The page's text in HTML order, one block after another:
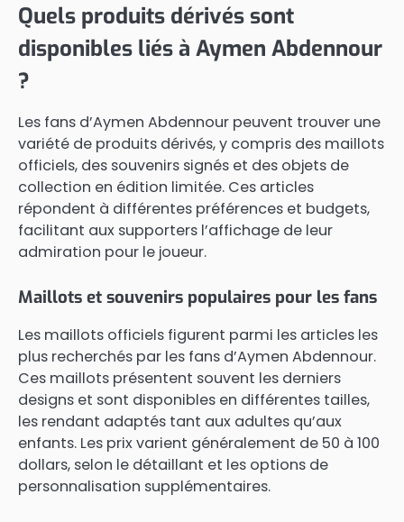
Quels produits dérivés sont
disponibles liés à Aymen Abdennour
?
Les fans d’Aymen Abdennour peuvent trouver une
variété de produits dérivés, y compris des maillots
officiels, des souvenirs signés et des objets de
collection en édition limitée. Ces articles
répondent à différentes préférences et budgets,
facilitant aux supporters l’affichage de leur
admiration pour le joueur.
Maillots et souvenirs populaires pour les fans
Les maillots officiels figurent parmi les articles les
plus recherchés par les fans d’Aymen Abdennour.
Ces maillots présentent souvent les derniers
designs et sont disponibles en différentes tailles,
les rendant adaptés tant aux adultes qu’aux
enfants. Les prix varient généralement de 50 à 100
dollars, selon le détaillant et les options de
personnalisation supplémentaires.